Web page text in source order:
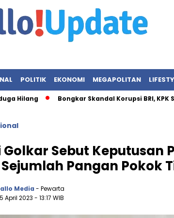
POLITIK EKONOMI MEGAPOLITAN
Bongkar Skandal Korupsi BRI, KPK Sita
Golkar Sebut Keputusan
Pangan Pokok
Media - Pewarta
April 2023 - 13:17 WIB